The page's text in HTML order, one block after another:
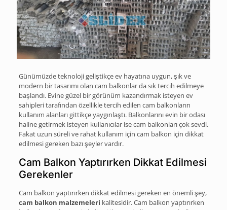
Günümüzde teknoloji geliştikçe ev hayatına uygun, şık ve
modern bir tasarımı olan cam balkonlar da sık tercih edilmeye
başlandı. Evine güzel bir görünüm kazandırmak isteyen ev
sahipleri tarafından özellikle tercih edilen cam balkonların
kullanım alanları gittikçe yaygınlaştı. Balkonlarını evin bir odası
haline getirmek isteyen kullanıcılar ise cam balkonları çok sevdi.
Fakat uzun süreli ve rahat kullanım için cam balkon için dikkat
edilmesi gereken bazı şeyler vardır.
Cam Balkon Yaptırırken Dikkat Edilmesi
Gerekenler
Cam balkon yaptırırken dikkat edilmesi gereken en önemli şey,
cam balkon malzemeleri kalitesidir. Cam balkon yaptırırken